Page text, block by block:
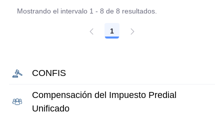
Mostrando el intervalo 1 - 8 de 8 resultados.
Página
1
CONFIS
Compensación del Impuesto Predial
Unificado